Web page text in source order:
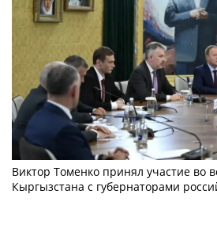
Виктор Томенко принял участие во
Кыргызстана с губернаторами